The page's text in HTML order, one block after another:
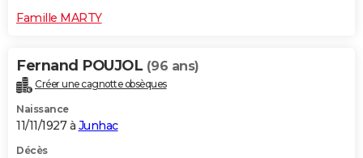
Famille MARTY
Fernand POUJOL (96 ans)
Créer une cagnotte obsèques
Naissance
11/11/1927 à Junhac
Décès